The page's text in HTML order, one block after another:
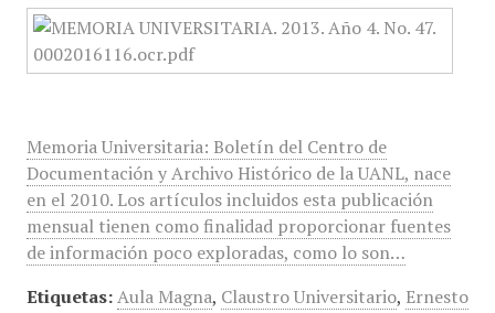
Memoria Universitaria: Boletín del Centro de
Documentación y Archivo Histórico de la UANL, nace
en el 2010. Los artículos incluidos esta publicación
mensual tienen como finalidad proporcionar fuentes
de información poco exploradas, como lo son…
Etiquetas: Aula Magna, Claustro Universitario, Ernesto